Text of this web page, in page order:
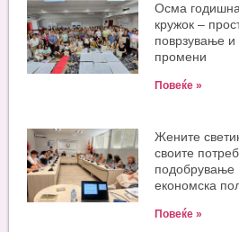
Oсма
кружок –
поврзување
промени
Повеќе »
Жените
своите
подобрување
економска
Повеќе »